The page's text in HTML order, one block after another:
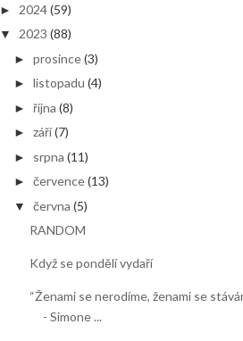
► 2024 (59)
▼ 2023 (88)
►prosince(3)
►listopadu (4)
►října (8)
►září(7)
► srpna (11)
►července(13)
▼ června (5)
RANDOM
Když se pondělí vydaří
“Ženami se nerodíme, ženami se
- Simone ...